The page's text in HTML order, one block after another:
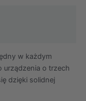
w każdym
urządzenia o trzech
dzięki solidnej